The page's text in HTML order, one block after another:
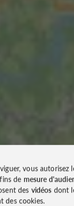
vous autorisez
de mesure
des vidéos dont
des cookies.